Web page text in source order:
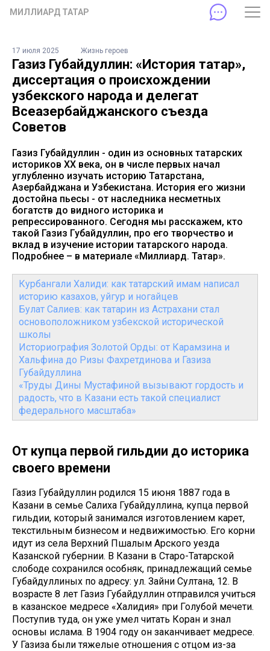
МИЛЛИАРД ТАТАР
17 июля 2025 Жизнь героев
Газиз Губайдуллин: «История татар»,
диссертация о происхождении
узбекского народа и делегат
Всеазербайджанского съезда
Советов
Газиз Губайдуллин - один из основных татарских
историков XX века, он в числе первых начал
углубленно изучать историю Татарстана,
Азербайджана и Узбекистана. История его жизни
достойна пьесы - от наследника несметных
богатств до видного историка и
репрессированного. Сегодня мы расскажем, кто
такой Газиз Губайдуллин, про его творчество и
вклад в изучение истории татарского народа.
Подробнее – в материале «Миллиард. Татар».
Курбангали Халиди: как татарский имам написал
историю казахов, уйгур и ногайцев
Булат Салиев: как татарин из Астрахани стал
основоположником узбекской исторической
школы
Историография Золотой Орды: от Карамзина и
Хальфина до Ризы Фахретдинова и Газиза
Губайдуллина
«Труды Дины Мустафиной вызывают гордость и
радость, что в Казани есть такой специалист
федерального масштаба»
От купца первой гильдии до историка
своего времени
Газиз Губайдуллин родился 15 июня 1887 года в
Казани в семье Салиха Губайдуллина, купца первой
гильдии, который занимался изготовлением карет,
текстильным бизнесом и недвижимостью. Его корни
идут из села Верхний Пшалым Арского уезда
Казанской губернии. В Казани в Старо-Татарской
слободе сохранился особняк, принадлежащий семье
Губайдуллиных по адресу: ул. Зайни Султана, 12. В
возрасте 8 лет Газиз Губайдуллин отправился учиться
в казанское медресе «Халидия» при Голубой мечети.
Поступив туда, он уже умел читать Коран и знал
основы ислама. В 1904 году он заканчивает медресе.
У Газиза были тяжелые отношения с отцом из-за